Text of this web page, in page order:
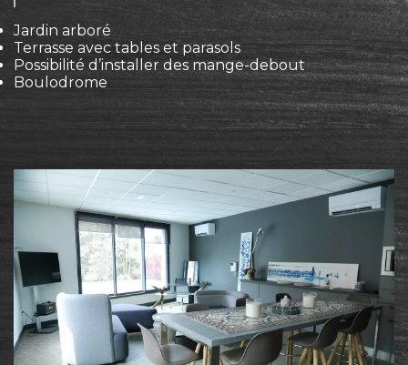
Jardin arboré
Terrasse avec tables et parasols
Possibilité d’installer des mange-debout
Boulodrome